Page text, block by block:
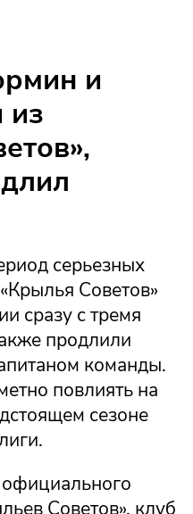
и
из
серьезных
Советов»
сразу с тремя
продлили
команды.
повлиять на
сезоне
официального
Советов», клуб